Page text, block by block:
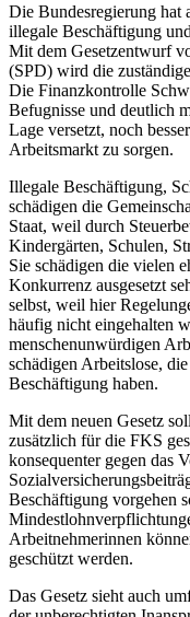
Die Bundesregierung hat
illegale Beschäftigung
Mit dem Gesetzentwurf
(SPD) wird die
Die Finanzkontrolle
Befugnisse und deutlich
Lage versetzt, noch
Arbeitsmarkt zu sorgen.
Illegale Beschäftigung,
schädigen die
Staat, weil durch
Kindergärten, Schulen,
Sie schädigen die vielen
Konkurrenz ausgesetzt
selbst, weil hier
häufig nicht eingehalten
menschenunwürdigen
schädigen Arbeitslose,
Beschäftigung haben.
Mit dem neuen Gesetz
zusätzlich für die FKS
konsequenter gegen das
Beschäftigung vorgehen
Arbeitnehmerinnen
geschützt werden.
Das Gesetz sieht auch